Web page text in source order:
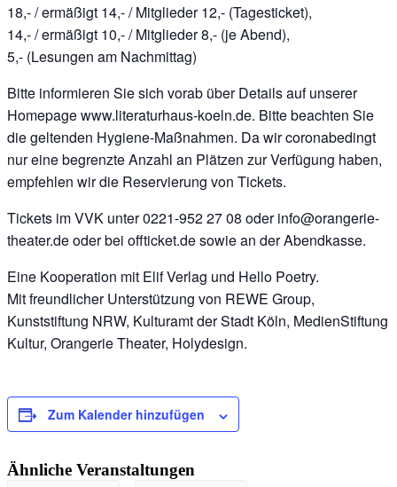
18,- / ermäßigt 14,- / Mitglieder 12,- (Tagesticket),
14,- / ermäßigt 10,- / Mitglieder 8,- (je Abend),
5,- (Lesungen am Nachmittag)
Bitte informieren Sie sich vorab über Details auf unserer
Homepage www.literaturhaus-koeln.de. Bitte beachten Sie
die geltenden Hygiene-Maßnahmen. Da wir coronabedingt
nur eine begrenzte Anzahl an Plätzen zur Verfügung haben,
empfehlen wir die Reservierung von Tickets.
Tickets im VVK unter 0221-952 27 08 oder info@orangerie-
theater.de oder bei offticket.de sowie an der Abendkasse.
Eine Kooperation mit Elif Verlag und Hello Poetry.
Mit freundlicher Unterstützung von REWE Group,
Kunststiftung NRW, Kulturamt der Stadt Köln, MedienStiftung
Kultur, Orangerie Theater, Holydesign.
Zum Kalender hinzufügen
Ähnliche Veranstaltungen